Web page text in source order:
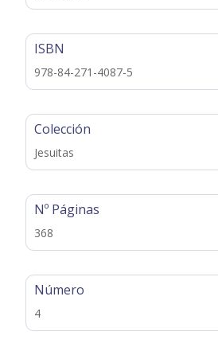
ISBN
978-84-271-4087-5
Colección
Jesuitas
Nº Páginas
368
Número
4